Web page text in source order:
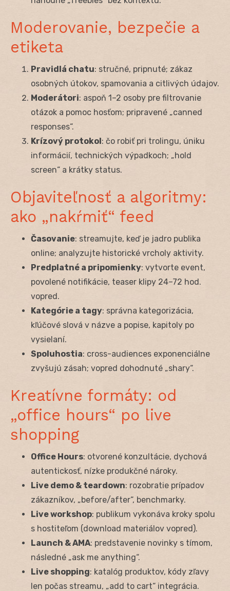
Moderovanie, bezpečie a
etiketa
Pravidlá chatu: stručné, pripnuté; zákaz
osobných útokov, spamovania a citlivých údajov.
Moderátori: aspoň 1–2 osoby pre filtrovanie
otázok a pomoc hosťom; pripravené „canned
responses“.
Krízový protokol: čo robiť pri trolingu, úniku
informácií, technických výpadkoch; „hold
screen“ a krátky status.
Objaviteľnosť a algoritmy:
ako „nakŕmiť“ feed
Časovanie: streamujte, keď je jadro publika
online; analyzujte historické vrcholy aktivity.
Predplatné a pripomienky: vytvorte event,
povolené notifikácie, teaser klipy 24–72 hod.
vopred.
Kategórie a tagy: správna kategorizácia,
kľúčové slová v názve a popise, kapitoly po
vysielaní.
Spoluhostia: cross-audiences exponenciálne
zvyšujú zásah; vopred dohodnuté „shary“.
Kreatívne formáty: od
„office hours“ po live
shopping
Office Hours: otvorené konzultácie, dychová
autentickosť, nízke produkčné nároky.
Live demo & teardown: rozobratie prípadov
zákazníkov, „before/after“, benchmarky.
Live workshop: publikum vykonáva kroky spolu
s hostiteľom (download materiálov vopred).
Launch & AMA: predstavenie novinky s tímom,
následné „ask me anything“.
Live shopping: katalóg produktov, kódy zľavy
len počas streamu, „add to cart“ integrácia.